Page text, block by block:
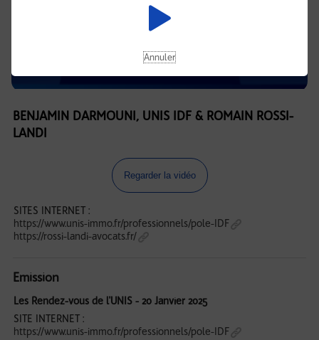
BENJAMIN DARMOUNI, UNIS IDF & ROMAIN ROSSI-
LANDI
Regarder la vidéo
SITES INTERNET :
https://www.unis-immo.fr/professionnels/pole-IDF
https://rossi-landi-avocats.fr/
Emission
Les Rendez-vous de l'UNIS - 20 Janvier 2025
SITE INTERNET :
https://www.unis-immo.fr/professionnels/pole-IDF
Annuler